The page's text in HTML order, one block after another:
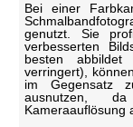
Bei einer
genutzt. Sie
verbesserten
besten
verringert),
im Gegensatz
ausnutzen,
Kameraauflösung